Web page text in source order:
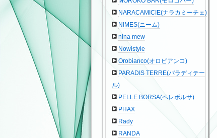
NARACAMICIE(ナラカミーチェ)
NIMES(ニーム)
nina mew
Nowistyle
Orobianco(オロビアンコ)
PARADIS TERRE(パラディテー
ル)
PELLE BORSA(ペレボルサ)
PHAX
Rady
RANDA